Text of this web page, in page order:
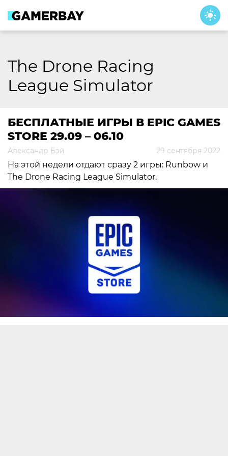
content
The Drone Racing
League Simulator
БЕСПЛАТНЫЕ ИГРЫ В EPIC GAMES
STORE 29.09 – 06.10
Александр Бэй 29 сентября 2022
На этой недели отдают сразу 2 игры: Runbow и
The Drone Racing League Simulator.